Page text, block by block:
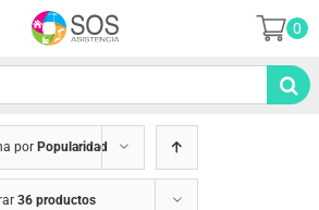
0
por Popularidad
36 productos